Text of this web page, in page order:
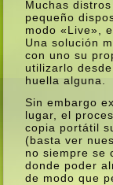
Muchas
pequeño
modo «Live»,
Una solución
con uno su
utilizarlo
huella alguna.
Sin embargo
lugar, el
copia portátil
(basta ver
no siempre se
donde poder
de modo que